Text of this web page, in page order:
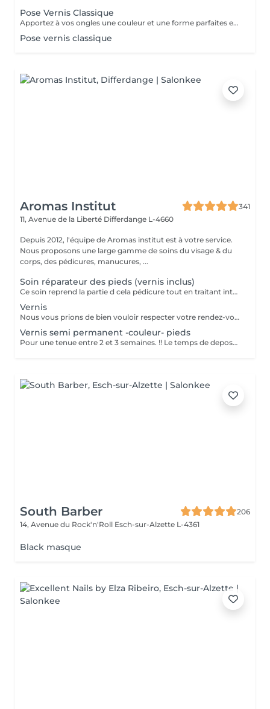
Pose Vernis Classique
Apportez à vos ongles une couleur et une forme parfaites en un temps record.
Pose vernis classique
Aromas Institut
341
11, Avenue de la Liberté Differdange L-4660
Depuis 2012, l'équipe de Aromas institut est à votre service.
Nous proposons une large gamme de soins du visage & du
corps, des pédicures, manucures, ...
Soin réparateur des pieds (vernis inclus)
Ce soin reprend la partie d cela pédicure tout en traitant intensément les pieds déshydratés grace un masque spécifique (pose vernis inclus). Pensez a ramener des chaussures ouvertes pour la pose de vernis. Nous vous prions de bien vouloir respecter votre rendez-vous. En prenant rendez-vous, vous occupez une place, dont une autre personne aurait éventuellement besoin. Tout rendez-vous non annulé 24h en avance, est susceptible d'être facturé. (Si vous ne pouvez pas vous présenter à votre RDV, proposez-le éventuellement à un proche ou à un ami) Toute l'équipe de Aromas Institut vous remercie pour votre respect et votre compréhension.
Vernis
Nous vous prions de bien vouloir respecter votre rendez-vous. En prenant rendez-vous, vous occupez une place, dont une autre personne aurait éventuellement besoin. Tout rendez-vous non annulé 24h en avance, est susceptible d'être facturé. (Si vous ne pouvez pas vous présenter à votre RDV, proposez-le éventuellement à un proche ou à un ami) Toute l'équipe de Aromas Institut vous remercie pour votre respect et votre compréhension.
Vernis semi permanent -couleur- pieds
Pour une tenue entre 2 et 3 semaines. !! Le temps de depose n'est pas compris dans ce soin, si il est nécessaire de faire une depose d'ancien semi permanent, merci de sélectionner le soin depose + pose Dans le cas contraire, nous n'aurons pas assez de temps pour tout realiser Nous vous prions de bien vouloir respecter votre rendez-vous. En prenant rendez-vous, vous occupez une place, dont une autre personne aurait éventuellement besoin. Tout rendez-vous non annulé 24h en avance, est susceptible d'être facturé. (Si vous ne pouvez pas vous présenter à votre RDV, proposez-le éventuellement à un proche ou à un ami) Toute l'équipe de Aromas Institut vous remercie pour votre respect et votre compréhension.
South Barber
206
14, Avenue du Rock'n'Roll Esch-sur-Alzette L-4361
Black masque